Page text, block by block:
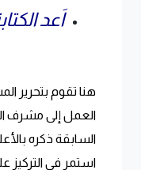
اَعد
هنا تقوم بتحرير
العمل إلى مشرف
السابقة ذكره
استمر في التركيز